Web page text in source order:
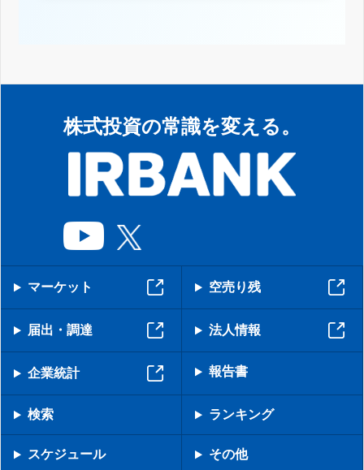
株式投資の常識を変える。
マーケット 空売り残
届出・調達 法人情報
企業統計 報告書
検索 ランキング
スケジュール その他